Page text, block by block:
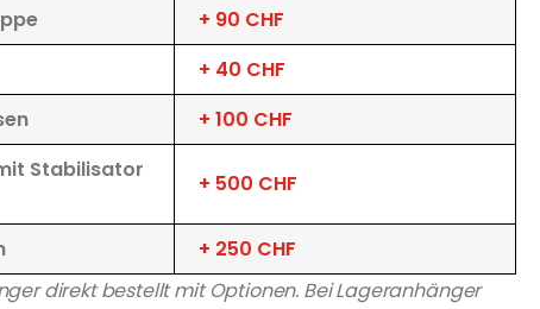
+ 90 CHF
+ 40 CHF
+ 100 CHF
Stabilisator
+ 500 CHF
+ 250 CHF
direkt bestellt mit Optionen. Bei Lageranhänger